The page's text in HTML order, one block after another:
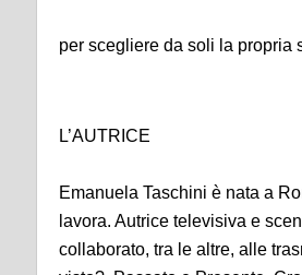
per scegliere da soli la propria
L’AUTRICE
Emanuela Taschini è nata a
lavora. Autrice televisiva e
collaborato, tra le altre, alle